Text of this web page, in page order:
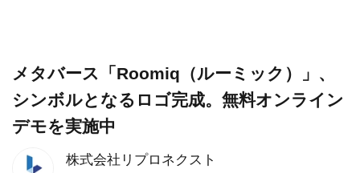
株式会社リプロネクスト
メタバース「Roomiq（ルーミック）」、
シンボルとなるロゴ完成。無料オンライン
デモを実施中